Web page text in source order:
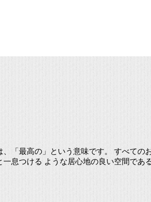
「最高の」という意味です。 すべて
息つける ような居心地の良い空間であ